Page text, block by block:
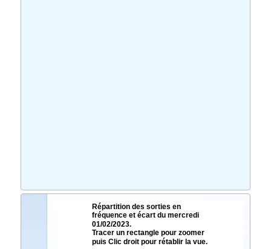
Répartition des sorties en
fréquence et écart du mercredi
01/02/2023.
Tracer un rectangle pour zoomer
puis Clic droit pour rétablir la vue.